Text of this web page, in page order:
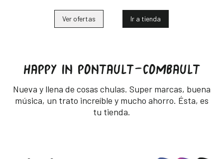
Ver ofertas Ir a tienda
HAPPY IN PONTAULT-COMBAULT
Nueva y llena de cosas chulas. Super marcas, buena
música, un trato increíble y mucho ahorro. Ésta, es
tu tienda.